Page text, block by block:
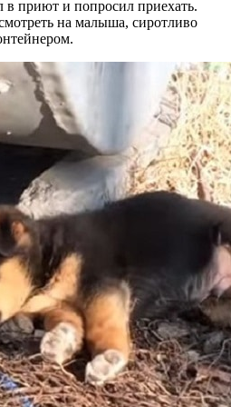
в приют и попросил приехать.
на малыша, сиротливо